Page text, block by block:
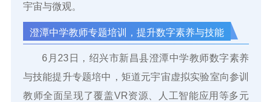
宇宙与微观。
澄潭中学教师专题培训，提升数字素养与技能
6月23日，绍兴市新昌县澄潭中学教师数字素养
与技能提升专题培中，矩道元宇宙虚拟实验室向参训
教师全面呈现了覆盖VR资源、人工智能应用等多元